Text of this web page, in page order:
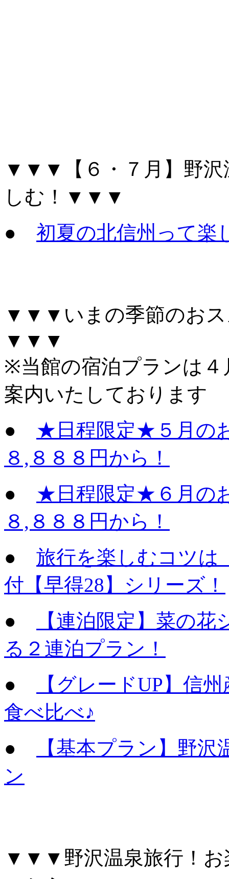
▼▼▼【６・７月】野沢
しむ！▼▼▼
● 初夏の北信州って楽
▼▼▼いまの季節のおス
▼▼▼
※当館の宿泊プランは４
案内いたしております
● ★日程限定★５月の
８,８８８円から！
● ★日程限定★６月の
８,８８８円から！
● 旅行を楽しむコツは
付【早得28】シリーズ！
●
【連泊限定】菜の
る２連泊プラン！
●
【グレードUP】信
食べ比べ♪
●
【基本プラン】野
ン
▼▼▼野沢温泉旅行！お